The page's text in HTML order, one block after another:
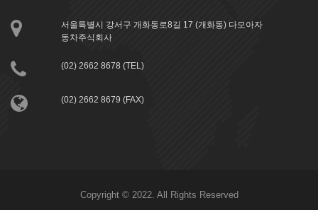
서울특별시 강서구 개화동로8길 17 (개화동) 다모아자
동차주식회사
(02) 2662 8678 (TEL)
(02) 2662 8679 (FAX)
Copyright © 2022. All Rights Reserved